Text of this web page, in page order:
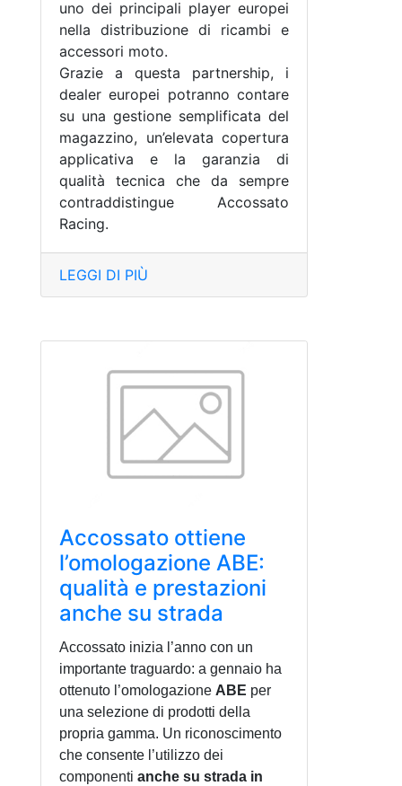
uno dei principali player europei
nella distribuzione di ricambi e
accessori moto.
Grazie a questa partnership, i
dealer europei potranno contare
su una gestione semplificata del
magazzino, un’elevata copertura
applicativa e la garanzia di
qualità tecnica che da sempre
contraddistingue Accossato
Racing.
LEGGI DI PIÙ
Accossato ottiene
l’omologazione ABE:
qualità e prestazioni
anche su strada
Accossato inizia l’anno con un
importante traguardo: a gennaio ha
ottenuto l’omologazione ABE per
una selezione di prodotti della
propria gamma. Un riconoscimento
che consente l’utilizzo dei
componenti anche su strada in